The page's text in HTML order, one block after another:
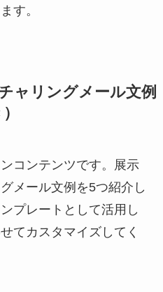
す。
ャリングメール文例
コンテンツです。展示
メール文例を5つ紹介し
プレートとして活用し
てカスタマイズしてく